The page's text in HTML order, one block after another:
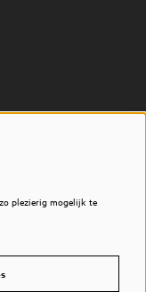
plezierig mogelijk te